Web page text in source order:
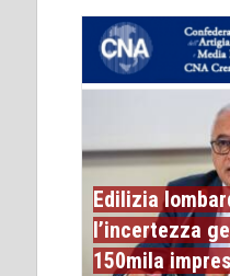
Edilizia
l’incertezza
150mila